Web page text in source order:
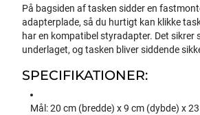
På bagsiden af tasken sidder en
adapterplade, så du hurtigt kan klikke
har en kompatibel styradapter. Det sikrer
underlaget, og tasken bliver siddende
SPECIFIKATIONER:
Mål: 20 cm (bredde) x 9 cm (dybde) x